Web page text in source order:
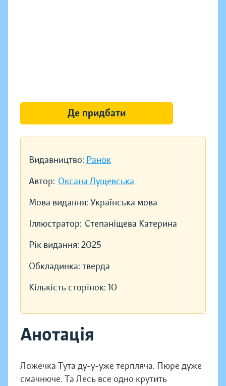
Видавництво: Ранок
Автор: Оксана Лущевська
Мова видання: Українська мова
Іллюстратор: Степаніщева Катерина
Рік видання: 2025
Обкладинка: тверда
Кількість сторінок: 10
Анотація
Ложечка Тута ду-у-уже терпляча. Пюре дуже
смачнюче. Та Лесь все одно крутить
Де придбати